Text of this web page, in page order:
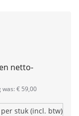
netto-
€ 59,00
per stuk (incl. btw)